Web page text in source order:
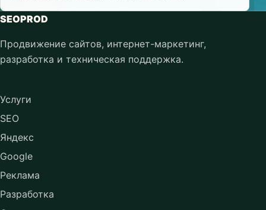
SEOPROD
Продвижение сайтов, интернет-маркетинг,
разработка и техническая поддержка.
Услуги
SEO
Яндекс
Google
Реклама
Разработка